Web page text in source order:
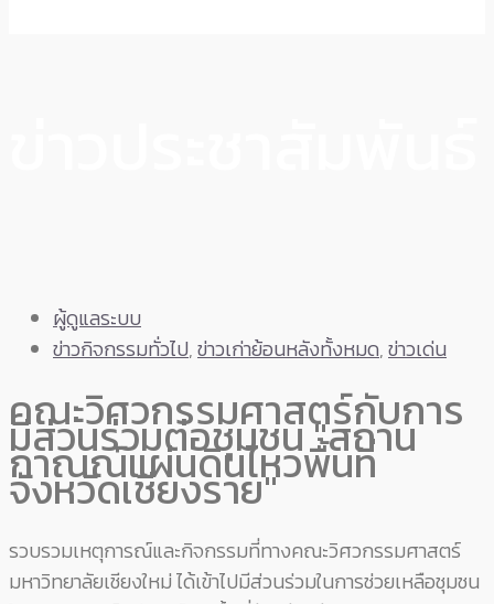
ผู้ดูแลระบบ
ข่าวกิจกรรมทั่วไป,ข่าวเก่าย้อนหลังทั้งหมด,ข่าวเด่น
คณะวิศวกรรมศาสตร์กับการ
มีส่วนร่วมต่อชุมชน "สถาน
กาณณ์แผ่นดินไหวพื้นที่
จังหวัดเชียงราย"
รวบรวมเหตุการณ์และกิจกรรมที่ทางคณะวิศวกรรมศาสตร์
มหาวิทยาลัยเชียงใหม่ ได้เข้าไปมีส่วนร่วมในการช่วยเหลือชุมชน